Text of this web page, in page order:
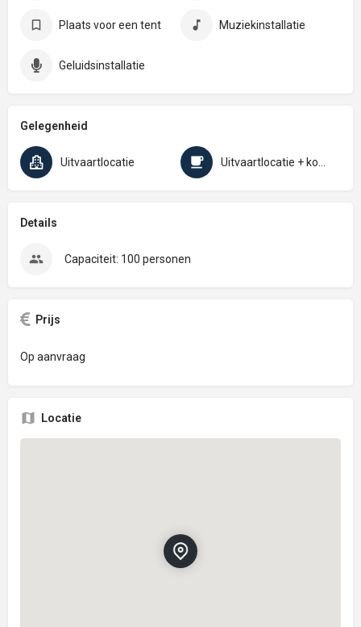
Plaats voor een tent Muziekinstallatie
Geluidsinstallatie
Gelegenheid
Uitvaartlocatie
Details
Capaciteit: 100 personen
Prijs
Op aanvraag
Locatie